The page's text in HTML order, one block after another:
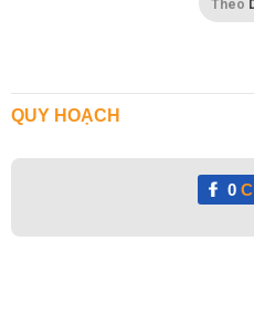
Theo
QUY HOẠCH
0